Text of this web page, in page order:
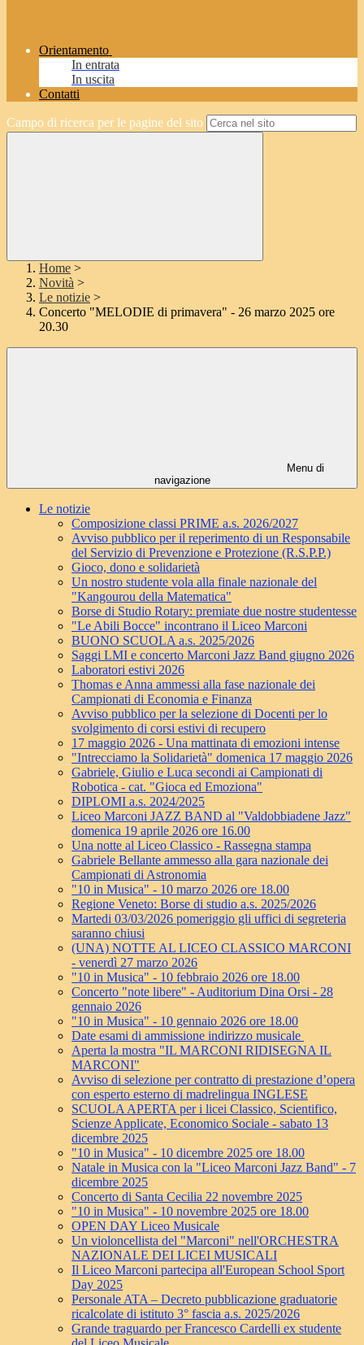
Orientamento
In entrata
In uscita
Contatti
Campo di ricerca per le pagine del sito
Home >
Novità >
Le notizie >
Concerto "MELODIE di primavera" - 26 marzo 2025 ore
20.30
Menu di
navigazione
Le notizie
Composizione classi PRIME a.s. 2026/2027
Avviso pubblico per il reperimento di un Responsabile
del Servizio di Prevenzione e Protezione (R.S.P.P.)
Gioco, dono e solidarietà
Un nostro studente vola alla finale nazionale del
"Kangourou della Matematica"
Borse di Studio Rotary: premiate due nostre studentesse
"Le Abili Bocce" incontrano il Liceo Marconi
BUONO SCUOLA a.s. 2025/2026
Saggi LMI e concerto Marconi Jazz Band giugno 2026
Laboratori estivi 2026
Thomas e Anna ammessi alla fase nazionale dei
Campionati di Economia e Finanza
Avviso pubblico per la selezione di Docenti per lo
svolgimento di corsi estivi di recupero
17 maggio 2026 - Una mattinata di emozioni intense
"Intrecciamo la Solidarietà" domenica 17 maggio 2026
Gabriele, Giulio e Luca secondi ai Campionati di
Robotica - cat. "Gioca ed Emoziona"
DIPLOMI a.s. 2024/2025
Liceo Marconi JAZZ BAND al "Valdobbiadene Jazz"
domenica 19 aprile 2026 ore 16.00
Una notte al Liceo Classico - Rassegna stampa
Gabriele Bellante ammesso alla gara nazionale dei
Campionati di Astronomia
"10 in Musica" - 10 marzo 2026 ore 18.00
Regione Veneto: Borse di studio a.s. 2025/2026
Martedi 03/03/2026 pomeriggio gli uffici di segreteria
saranno chiusi
(UNA) NOTTE AL LICEO CLASSICO MARCONI
- venerdì 27 marzo 2026
"10 in Musica" - 10 febbraio 2026 ore 18.00
Concerto "note libere" - Auditorium Dina Orsi - 28
gennaio 2026
"10 in Musica" - 10 gennaio 2026 ore 18.00
Date esami di ammissione indirizzo musicale
Aperta la mostra "IL MARCONI RIDISEGNA IL
MARCONI"
Avviso di selezione per contratto di prestazione d’opera
con esperto esterno di madrelingua INGLESE
SCUOLA APERTA per i licei Classico, Scientifico,
Scienze Applicate, Economico Sociale - sabato 13
dicembre 2025
"10 in Musica" - 10 dicembre 2025 ore 18.00
Natale in Musica con la "Liceo Marconi Jazz Band" - 7
dicembre 2025
Concerto di Santa Cecilia 22 novembre 2025
"10 in Musica" - 10 novembre 2025 ore 18.00
OPEN DAY Liceo Musicale
Un violoncellista del "Marconi" nell'ORCHESTRA
NAZIONALE DEI LICEI MUSICALI
Il Liceo Marconi partecipa all'European School Sport
Day 2025
Personale ATA – Decreto pubblicazione graduatorie
ricalcolate di istituto 3° fascia a.s. 2025/2026
Grande traguardo per Francesco Cardelli ex studente